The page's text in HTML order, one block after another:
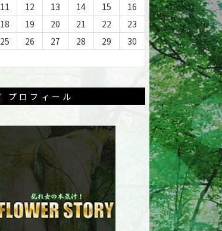
11 12 13 14 15
16
18 19 20 21 22
23
25 26 27 28 29
30
プロフィール